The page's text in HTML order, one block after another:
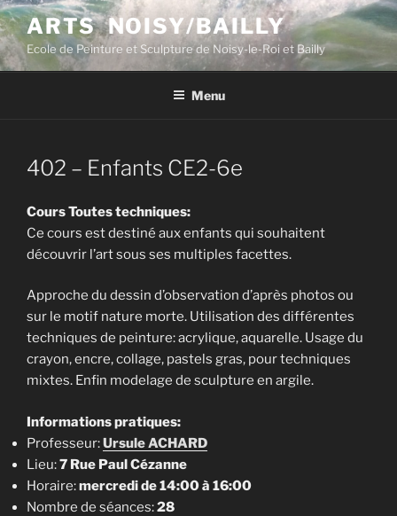
Aller
au
contenu
principal
ARTS NOISY/BAILLY
Ecole de Peinture et Sculpture de Noisy-le-Roi et Bailly
Menu
402 – Enfants CE2-6e
Cours Toutes techniques:
Ce cours est destiné aux enfants qui souhaitent
découvrir l’art sous ses multiples facettes.
Approche du dessin d’observation d’après photos ou
sur le motif nature morte. Utilisation des différentes
techniques de peinture: acrylique, aquarelle. Usage du
crayon, encre, collage, pastels gras, pour techniques
mixtes. Enfin modelage de sculpture en argile.
Informations pratiques:
Professeur:Ursule ACHARD
Lieu:7 Rue Paul Cézanne
Horaire:mercredi de 14:00 à 16:00
Nombre de séances:28